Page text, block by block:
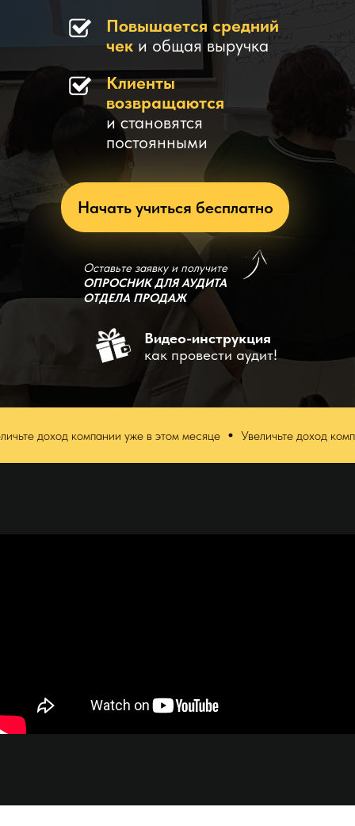
Начать учиться бесплатно
Оставьте заявку и получите
ОПРОСНИК ДЛЯ АУДИТА
ОТДЕЛА ПРОДАЖ
Повышается средний
чек и общая выручка
Клиенты
возвращаются
и становятся
постоянными
Видео-инструкция
как провести аудит!
компании уже в этом месяце Увеличьте доход компании уже